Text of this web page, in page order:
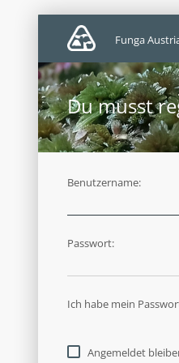
Funga
Du musst
Benutzername:
Passwort:
Ich habe mein
Angemeldet